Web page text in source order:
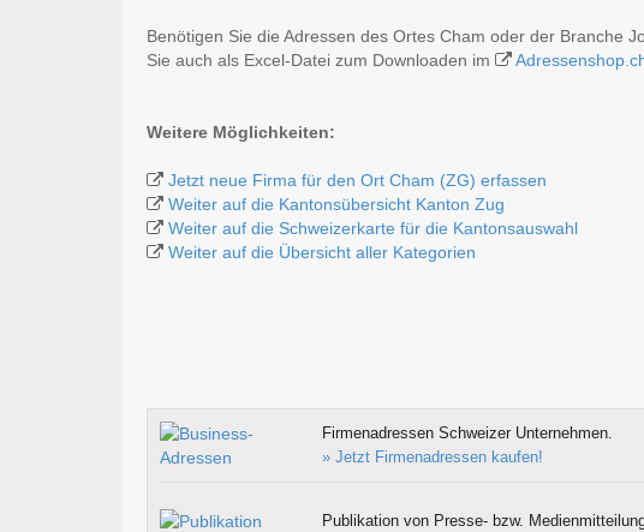
Benötigen Sie die Adressen des Ortes Cham oder der Branche
Sie auch als Excel-Datei zum Downloaden im
Weitere Möglichkeiten:
Jetzt neue Firma für den Ort Cham (ZG) erfassen
Weiter auf die Kantonsübersicht Kanton Zug
Weiter auf die Schweizerkarte für die Kantonsauswahl
Weiter auf die Übersicht aller Kategorien
Firmenadressen Schweizer Unternehmen.
» Jetzt Firmenadressen kaufen!
Publikation von Presse- bzw.